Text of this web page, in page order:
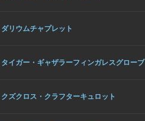
ダリウムチャプレット
タイガー・ギャザラーフィンガレスグローブ
クズクロス・クラフターキュロット